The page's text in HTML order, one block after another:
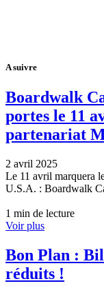
A suivre
Boardwalk
portes le 11
partenariat
2 avril 2025
Le 11 avril marquera
U.S.A. : Boardwalk
1 min de lecture
Voir plus
Bon Plan :
réduits !